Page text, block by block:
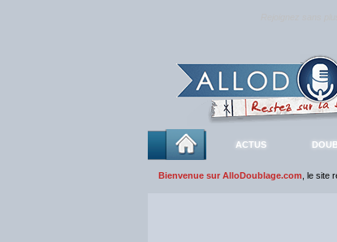
ACTUS
Bienvenue sur AlloDoublage.com , le site